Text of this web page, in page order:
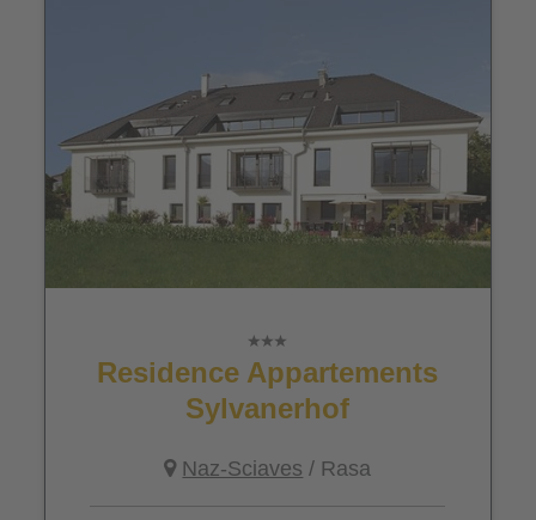
Residence Appartements
Sylvanerhof
Naz-Sciaves / Rasa